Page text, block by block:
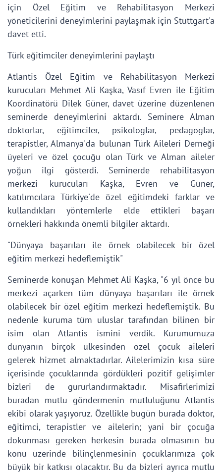
için Özel Eğitim ve Rehabilitasyon Merkezi
yöneticilerini deneyimlerini paylaşmak için Stuttgart'a
davet etti.
Türk eğitimciler deneyimlerini paylaştı
Atlantis Özel Eğitim ve Rehabilitasyon Merkezi
kurucuları Mehmet Ali Kaşka, Vasıf Evren ile Eğitim
Koordinatörü Dilek Güner, davet üzerine düzenlenen
seminerde deneyimlerini aktardı. Seminere Alman
doktorlar, eğitimciler, psikologlar, pedagoglar,
terapistler, Almanya'da bulunan Türk Aileleri Derneği
üyeleri ve özel çocuğu olan Türk ve Alman aileler
yoğun ilgi gösterdi. Seminerde rehabilitasyon
merkezi kurucuları Kaşka, Evren ve Güner,
katılımcılara Türkiye'de özel eğitimdeki farklar ve
kullandıkları yöntemlerle elde ettikleri başarı
örnekleri hakkında önemli bilgiler aktardı.
"Dünyaya başarıları ile örnek olabilecek bir özel
eğitim merkezi hedeflemiştik"
Seminerde konuşan Mehmet Ali Kaşka, "6 yıl önce bu
merkezi açarken tüm dünyaya başarıları ile örnek
olabilecek bir özel eğitim merkezi hedeflemiştik. Bu
nedenle kuruma tüm uluslar tarafından bilinen bir
isim olan Atlantis ismini verdik. Kurumumuza
dünyanın birçok ülkesinden özel çocuk aileleri
gelerek hizmet almaktadırlar. Ailelerimizin kısa süre
içerisinde çocuklarında gördükleri pozitif gelişimler
bizleri de gururlandırmaktadır. Misafirlerimizi
buradan mutlu göndermenin mutluluğunu Atlantis
ekibi olarak yaşıyoruz. Özellikle bugün burada doktor,
eğitimci, terapistler ve ailelerin; yani bir çocuğa
dokunması gereken herkesin burada olmasının bu
konu üzerinde bilinçlenmesinin çocuklarımıza çok
büyük bir katkısı olacaktır. Bu da bizleri ayrıca mutlu